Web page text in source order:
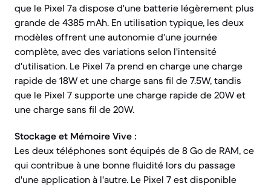
que le Pixel 7a dispose d'une batterie légèrement plus
grande de 4385 mAh. En utilisation typique, les deux
modèles offrent une autonomie d'une journée
complète, avec des variations selon l'intensité
d'utilisation. Le Pixel 7a prend en charge une charge
rapide de 18W et une charge sans fil de 7.5W, tandis
que le Pixel 7 supporte une charge rapide de 20W et
une charge sans fil de 20W.
Stockage et Mémoire Vive :
Les deux téléphones sont équipés de 8 Go de RAM, ce
qui contribue à une bonne fluidité lors du passage
d'une application à l'autre. Le Pixel 7 est disponible